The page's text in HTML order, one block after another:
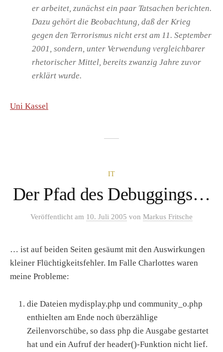
er arbeitet, zunächst ein paar Tatsachen berichten.
Dazu gehört die Beobachtung, daß der Krieg
gegen den Terrorismus nicht erst am 11. September
2001, sondern, unter Verwendung vergleichbarer
rhetorischer Mittel, bereits zwanzig Jahre zuvor
erklärt wurde.
Uni Kassel
IT
Der Pfad des Debuggings…
Veröffentlicht am 10. Juli 2005 von Markus Fritsche
… ist auf beiden Seiten gesäumt mit den Auswirkungen
kleiner Flüchtigkeitsfehler. Im Falle Charlottes waren
meine Probleme:
die Dateien mydisplay.php und community_o.php
enthielten am Ende noch überzählige
Zeilenvorschübe, so dass php die Ausgabe gestartet
hat und ein Aufruf der header()-Funktion nicht lief.